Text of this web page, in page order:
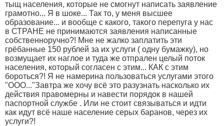
тыщ населения, которые не смогнут написать заявление
грамотно... Я в шоке... Так то, у меня высшее
образование... и вообще с какого, такого перепуга у нас
в СТРАНЕ не принимаются заявления написанные
собственноручно?! Мне не жалко заплатить эти
грёбанные 150 рублей за их услуги ( одну бумажку), но
возмущает их наглое и туда же отпрален целый поток
населения, который согласен с этим... КАК с этим
бороться?! Я не намерина пользоваться услугами этого
"ООО..."Завтра же хочу всё это разузнать насколько их
действия правомерны и навести порядок в нашей
паспортной службе . Или не стоит связываться и идти
как идут всё наше население серых баранов, через их
услуги?!